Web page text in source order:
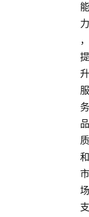
能
力
，
提
升
服
务
品
质
和
市
场
支